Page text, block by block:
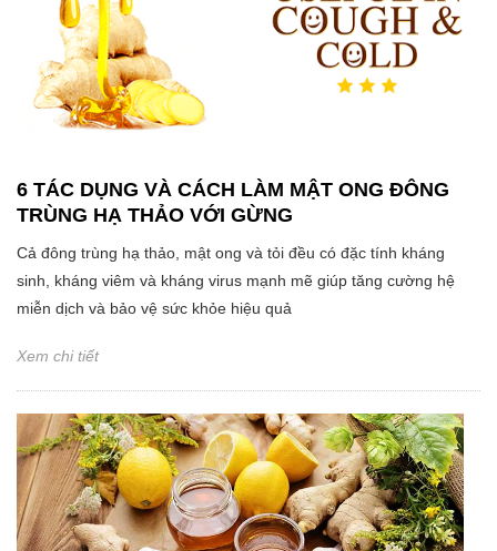
6 TÁC DỤNG VÀ CÁCH LÀM MẬT ONG ĐÔNG
TRÙNG HẠ THẢO VỚI GỪNG
Cả đông trùng hạ thảo, mật ong và tỏi đều có đặc tính kháng
sinh, kháng viêm và kháng virus mạnh mẽ giúp tăng cường hệ
miễn dịch và bảo vệ sức khỏe hiệu quả
Xem chi tiết